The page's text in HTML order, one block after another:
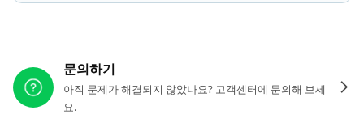
문의하기
아직 문제가 해결되지 않았나요? 고객센터에 문의해 보세
요.